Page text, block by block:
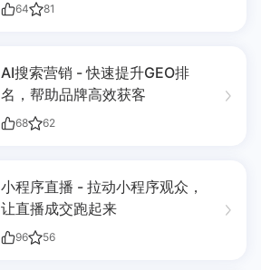
64 81
AI搜索营销 - 快速提升GEO排
名，帮助品牌高效获客
68 62
小程序直播 - 拉动小程序观众，
让直播成交跑起来
96 56